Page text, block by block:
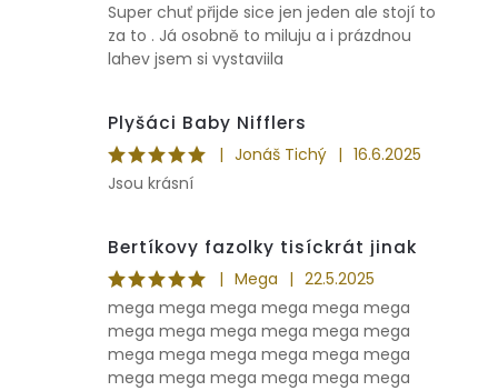
Super chuť přijde sice jen jeden ale stojí to
za to . Já osobně to miluju a i prázdnou
lahev jsem si vystaviila
Plyšáci Baby Nifflers
| Jonáš Tichý | 16.6.2025
Jsou krásní
Bertíkovy fazolky tisíckrát jinak
| Mega | 22.5.2025
mega mega mega mega mega mega
mega mega mega mega mega mega
mega mega mega mega mega mega
mega mega mega mega mega mega